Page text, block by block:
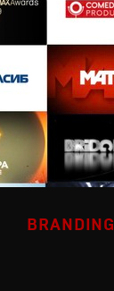
BRANDING